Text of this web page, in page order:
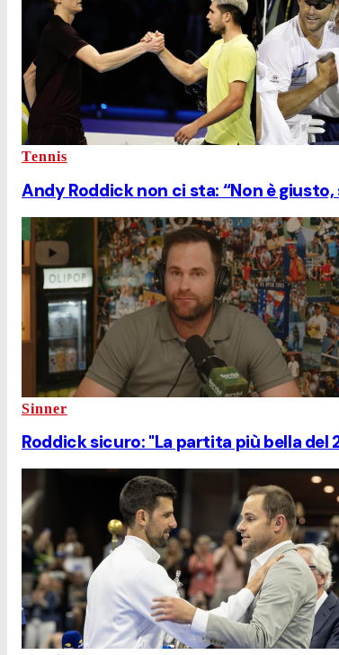
Tennis
Andy Roddick non ci sta: “Non è
Sinner
Roddick sicuro: "La partita più bella del